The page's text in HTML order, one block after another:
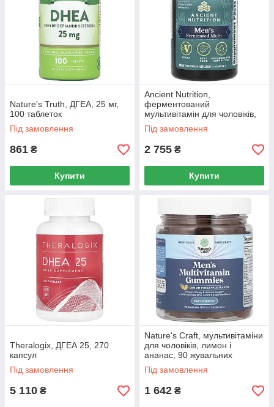
Nature's Truth, ДГЕА, 25 мг,
100 таблеток
Під замовлення
861 ₴
Купити
Ancient Nutrition,
ферментований
мультивітамін для чоловіків,
60 капсул
Під замовлення
2 755 ₴
Купити
Theralogix, ДГЕА 25, 270
капсул
Під замовлення
5 110 ₴
Nature's Craft, мультивітаміни
для чоловіків, лимон і
ананас, 90 жувальних
мармеладок
Під замовлення
1 642 ₴